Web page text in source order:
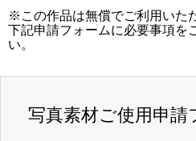
※この作品は無償でご利用いた
下記申請フォームに必要事項を
い。
写真素材ご使用申請